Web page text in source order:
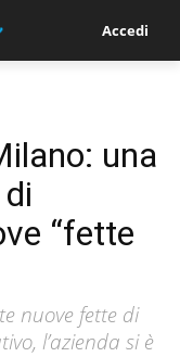
Accedi
una
“fette
nuove fette di
l’azienda si è